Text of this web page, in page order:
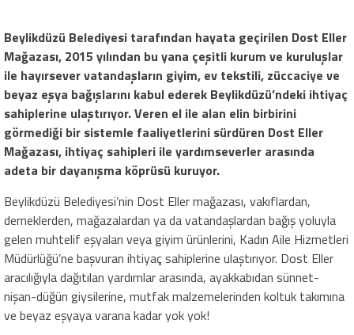
Beylikdüzü Belediyesi tarafından hayata geçirilen Dost Eller
Mağazası, 2015 yılından bu yana çeşitli kurum ve kuruluşlar
ile hayırsever vatandaşların giyim, ev tekstili, züccaciye ve
beyaz eşya bağışlarını kabul ederek Beylikdüzü’ndeki ihtiyaç
sahiplerine ulaştırıyor. Veren el ile alan elin birbirini
görmediği bir sistemle faaliyetlerini sürdüren Dost Eller
Mağazası, ihtiyaç sahipleri ile yardımseverler arasında
adeta bir dayanışma köprüsü kuruyor.
Beylikdüzü Belediyesi’nin Dost Eller mağazası, vakıflardan,
derneklerden, mağazalardan ya da vatandaşlardan bağış yoluyla
gelen muhtelif eşyaları veya giyim ürünlerini, Kadın Aile Hizmetleri
Müdürlüğü’ne başvuran ihtiyaç sahiplerine ulaştırıyor. Dost Eller
aracılığıyla dağıtılan yardımlar arasında, ayakkabıdan sünnet-
nişan-düğün giysilerine, mutfak malzemelerinden koltuk takımına
ve beyaz eşyaya varana kadar yok yok!